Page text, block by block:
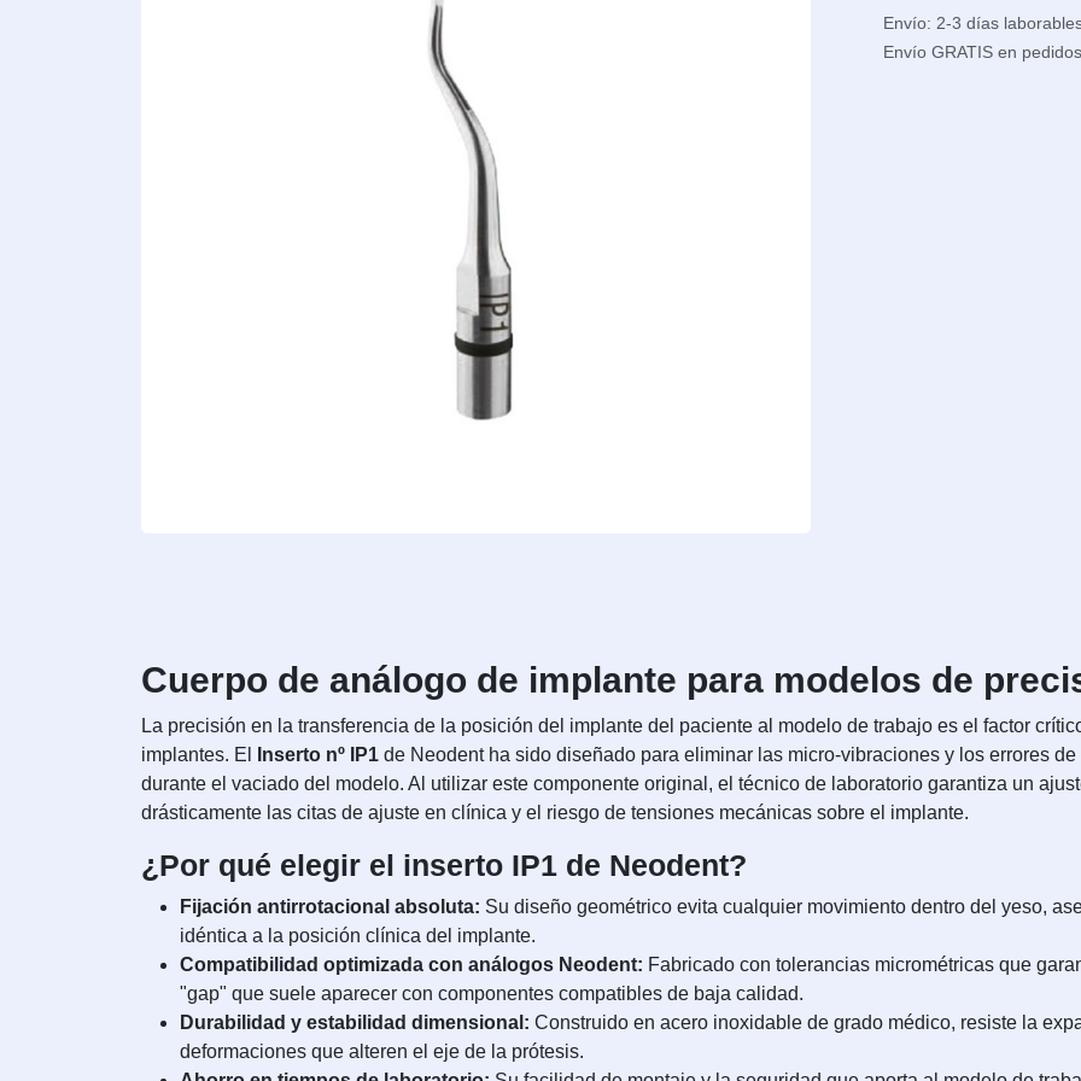
Envío: 2-3 días
Envío GRATIS en
Cuerpo de análogo de implante para modelos de
La precisión en la transferencia de la posición del implante del paciente al modelo de trabajo es el factor
implantes. El
Inserto nº IP1 de Neodent ha sido diseñado para eliminar las micro-vibraciones y los errores
durante el vaciado del modelo. Al utilizar este componente original, el técnico de laboratorio garantiza un
drásticamente las citas de ajuste en clínica y el riesgo de tensiones mecánicas sobre el implante.
¿Por qué elegir el inserto IP1 de Neodent?
Fijación antirrotacional absoluta: Su diseño geométrico evita cualquier movimiento dentro del yeso,
idéntica a la posición clínica del implante.
Compatibilidad optimizada con análogos Neodent: Fabricado con tolerancias micrométricas que
"gap" que suele aparecer con componentes compatibles de baja calidad.
Durabilidad y estabilidad dimensional: Construido en acero inoxidable de grado médico, resiste la
deformaciones que alteren el eje de la prótesis.